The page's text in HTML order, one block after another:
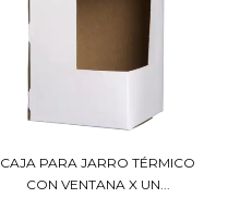
CAJA PARA JARRO TÉRMICO
CON VENTANA X UN...